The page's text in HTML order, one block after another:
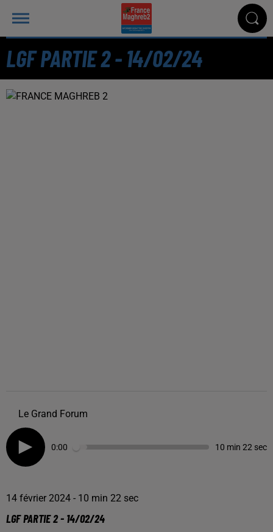
LGF PARTIE 2 - 14/02/24
Le Grand Forum
0:00 10 min 22 sec
14 février 2024 - 10 min 22 sec
LGF PARTIE 2 - 14/02/24